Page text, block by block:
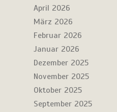
April 2026
März 2026
Februar 2026
Januar 2026
Dezember 2025
November 2025
Oktober 2025
September 2025